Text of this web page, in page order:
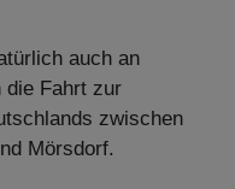
auch an
die Fahrt zur
zwischen
Mörsdorf.